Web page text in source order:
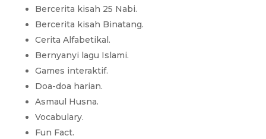
Bercerita kisah 25 Nabi.
Bercerita kisah Binatang.
Cerita Alfabetikal.
Bernyanyi lagu Islami.
Games interaktif.
Doa-doa harian.
Asmaul Husna.
Vocabulary.
Fun Fact.